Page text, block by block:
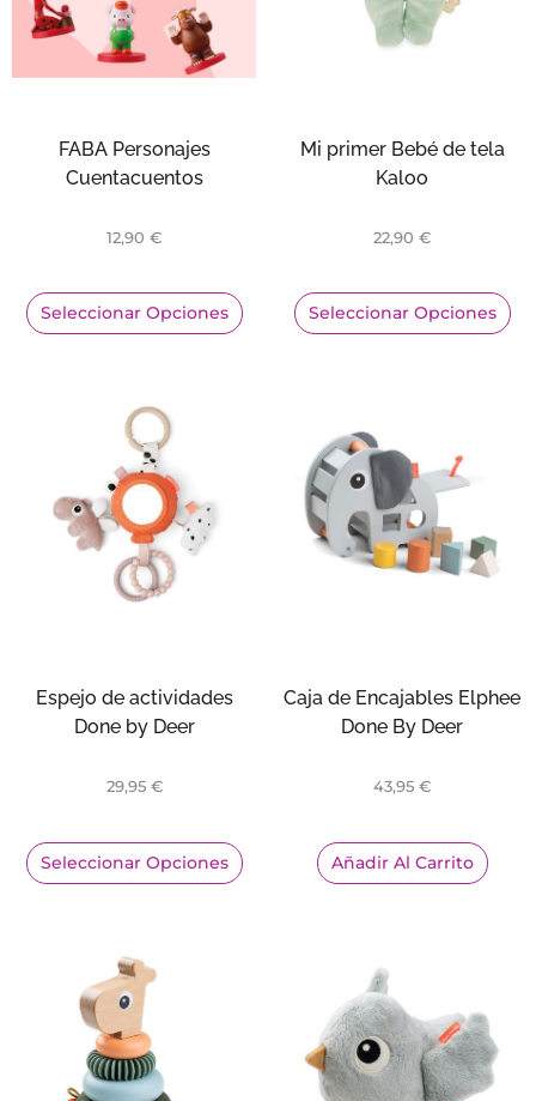
FABA Personajes
Cuentacuentos
12,90 €
Seleccionar Opciones
Mi primer Bebé de tela
Kaloo
22,90 €
Seleccionar Opciones
Espejo de actividades
Done by Deer
29,95 €
Seleccionar Opciones
Caja de Encajables Elphee
Done By Deer
43,95 €
Añadir Al Carrito